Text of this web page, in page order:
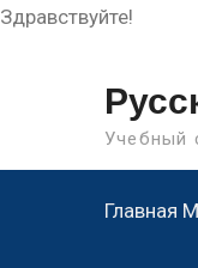
Здравствуйте!
Учебный
Главная